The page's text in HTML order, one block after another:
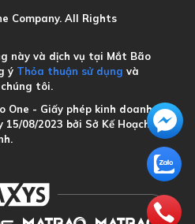
Company. All Rights
này và dịch vụ tại Mắt Bão
ý Thỏa thuận sử dụng và
tôi.
One - Giấy phép kinh doanh
15/08/2023 bởi Sở Kế Hoạch